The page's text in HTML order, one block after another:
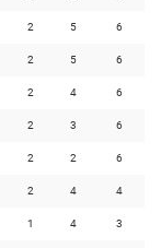
2 5 6
2 5 6
2 4 6
2 3 6
2 2 6
2 4 4
1 4 3